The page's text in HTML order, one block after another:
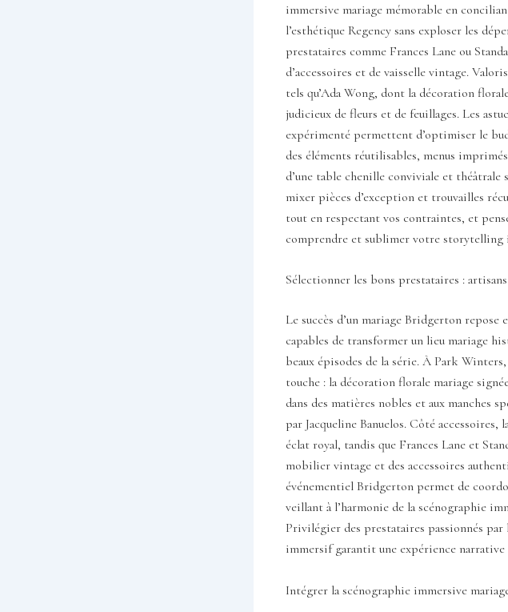
immersive mariage mémorable en
l’esthétique Regency sans exploser les
prestataires comme Frances Lane ou
d’accessoires et de vaisselle vintage.
tels qu’Ada Wong, dont la décoration
judicieux de fleurs et de feuillages. Les
expérimenté permettent d’optimiser le
des éléments réutilisables, menus
d’une table chenille conviviale et
mixer pièces d’exception et trouvailles
tout en respectant vos contraintes, et
comprendre et sublimer votre storytelling
Sélectionner les bons prestataires :
Le succès d’un mariage Bridgerton
capables de transformer un lieu mariage
beaux épisodes de la série. À Park
touche : la décoration florale mariage
dans des matières nobles et aux manches
par Jacqueline Banuelos. Côté
éclat royal, tandis que Frances Lane et
mobilier vintage et des accessoires
événementiel Bridgerton permet de
veillant à l’harmonie de la scénographie
Privilégier des prestataires passionnés
immersif garantit une expérience
Intégrer la scénographie immersive